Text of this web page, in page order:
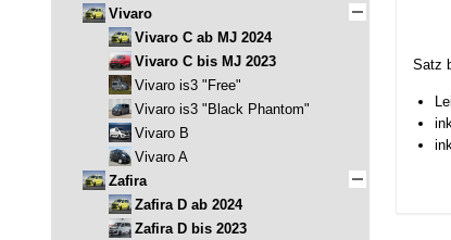
Satz
Vivaro
Vivaro C ab MJ 2024
Vivaro C bis MJ 2023
Vivaro is3 "Free"
Vivaro is3 "Black Phantom"
Vivaro B
Vivaro A
Zafira
Zafira D ab 2024
Zafira D bis 2023